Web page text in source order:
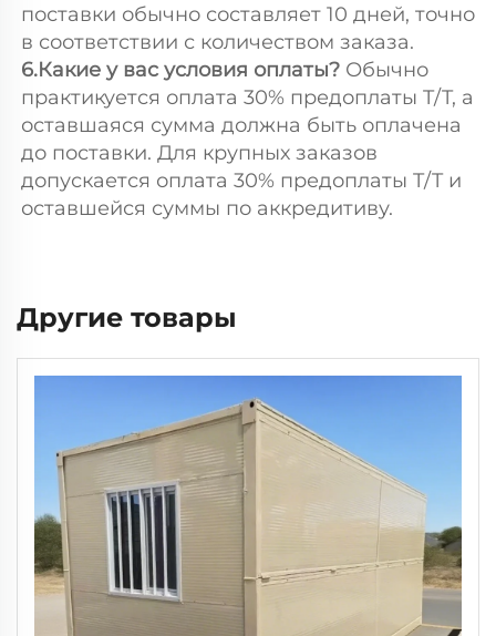
поставки обычно составляет 10 дней, точно
6.Какие у вас условия оплаты? Обычно
практикуется оплата 30% предоплаты T/T, а
оставшаяся сумма должна быть оплачена
до поставки. Для крупных заказов
допускается оплата 30% предоплаты T/T и
оставшейся суммы по аккредитиву.
Другие товары